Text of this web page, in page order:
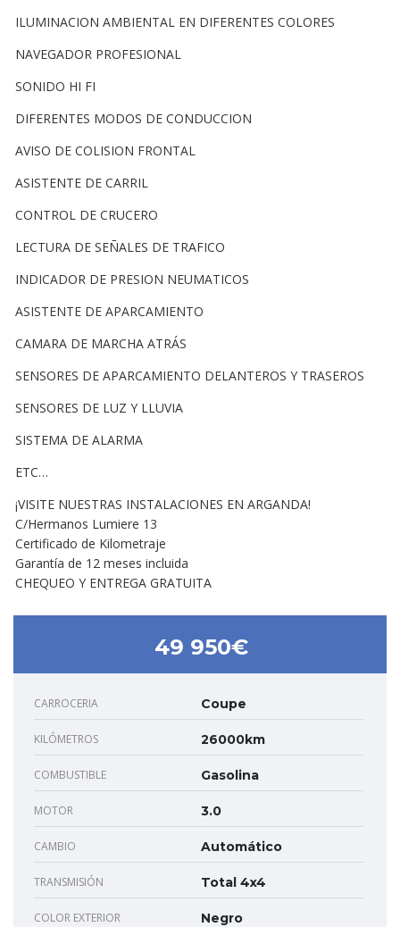
ILUMINACION AMBIENTAL EN DIFERENTES COLORES
NAVEGADOR PROFESIONAL
SONIDO HI FI
DIFERENTES MODOS DE CONDUCCION
AVISO DE COLISION FRONTAL
ASISTENTE DE CARRIL
CONTROL DE CRUCERO
LECTURA DE SEÑALES DE TRAFICO
INDICADOR DE PRESION NEUMATICOS
ASISTENTE DE APARCAMIENTO
CAMARA DE MARCHA ATRÁS
SENSORES DE APARCAMIENTO DELANTEROS Y TRASEROS
SENSORES DE LUZ Y LLUVIA
SISTEMA DE ALARMA
ETC…
¡VISITE NUESTRAS INSTALACIONES EN ARGANDA!
C/Hermanos Lumiere 13
Certificado de Kilometraje
Garantía de 12 meses incluida
CHEQUEO Y ENTREGA GRATUITA
49 950€
CARROCERIA Coupe
KILÓMETROS 26000km
COMBUSTIBLE Gasolina
MOTOR 3.0
CAMBIO Automático
TRANSMISIÓN Total 4x4
COLOR EXTERIOR Negro